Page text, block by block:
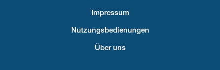
Impressum
Nutzungsbedienungen
Über uns